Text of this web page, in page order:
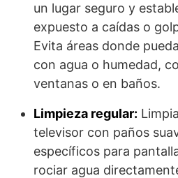
un lugar seguro y
expuesto a caídas o
Evita áreas donde
con agua o humedad,
ventanas o en baños.
Limpieza regular:
televisor con paños
específicos para
rociar agua